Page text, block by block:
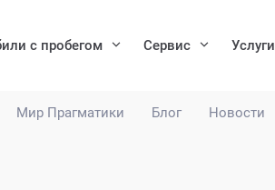
Мир Прагматики Блог Новости
с пробегом Сервис Услуги